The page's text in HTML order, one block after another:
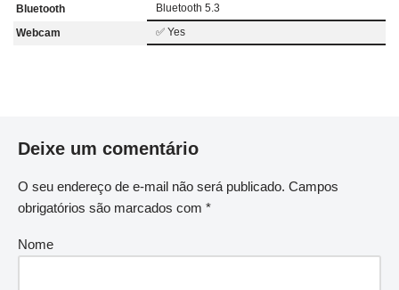
Bluetooth
Bluetooth 5.3
Webcam
✅ Yes
Deixe um comentário
O seu endereço de e-mail não será publicado. Campos
obrigatórios são marcados com *
Nome